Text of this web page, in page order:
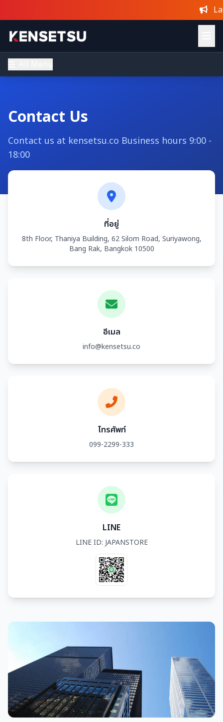
Contact Us
Contact us at kensetsu.co Business hours 9:00 -
18:00
ที่อยู่
8th Floor, Thaniya Building, 62 Silom Road, Suriyawong,
Bang Rak, Bangkok 10500
อีเมล
info@kensetsu.co
โทรศัพท์
099-2299-333
LINE
LINE ID: JAPANSTORE